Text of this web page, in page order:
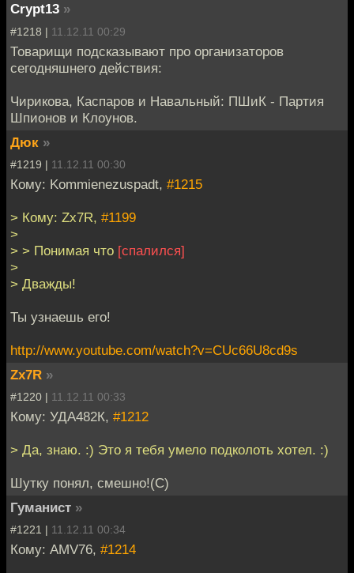
Crypt13 »
#1218 | 11.12.11 00:29
Товарищи подсказывают про организаторов
сегодняшнего действия:
Чирикова, Каспаров и Навальный: ПШиК - Партия
Шпионов и Клоунов.
Дюк »
#1219 | 11.12.11 00:30
Кому: Kommienezuspadt, #1215
> Кому: Zx7R, #1199
>
> > Понимая что [спалился]
>
> Дважды!
Ты узнаешь его!
http://www.youtube.com/watch?v=CUc66U8cd9s
Zx7R »
#1220 | 11.12.11 00:33
Кому: УДА482К, #1212
> Да, знаю. :) Это я тебя умело подколоть хотел. :)
Шутку понял, смешно!(С)
Гуманист »
#1221 | 11.12.11 00:34
Кому: AMV76, #1214